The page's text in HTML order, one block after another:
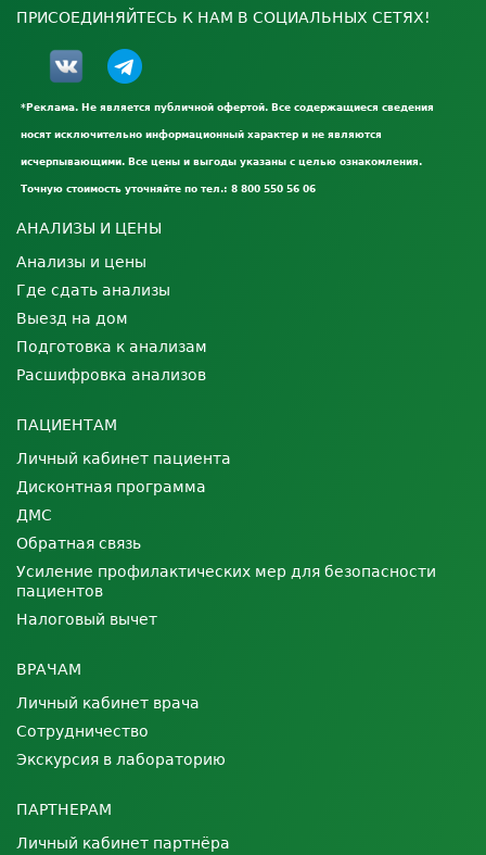
ПРИСОЕДИНЯЙТЕСЬ К НАМ В СОЦИАЛЬНЫХ СЕТЯХ!
*Реклама. Не является публичной офертой. Все содержащиеся сведения
носят исключительно информационный характер и не являются
исчерпывающими. Все цены и выгоды указаны с целью ознакомления.
Точную стоимость уточняйте по тел.: 8 800 550 56 06
АНАЛИЗЫ И ЦЕНЫ
Анализы и цены
Где сдать анализы
Выезд на дом
Подготовка к анализам
Расшифровка анализов
ПАЦИЕНТАМ
Личный кабинет пациента
Дисконтная программа
ДМС
Обратная связь
Усиление профилактических мер для безопасности
пациентов
Налоговый вычет
ВРАЧАМ
Личный кабинет врача
Сотрудничество
Экскурсия в лабораторию
ПАРТНЕРАМ
Личный кабинет партнёра